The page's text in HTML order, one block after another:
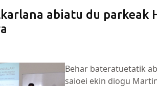
abiatu du parkeak
Behar bateratuetatik
saioei ekin diogu